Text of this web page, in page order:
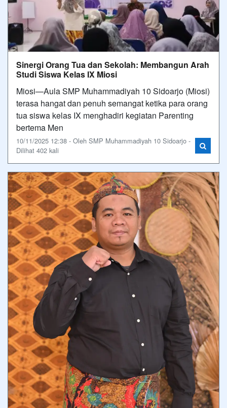
Sinergi Orang Tua dan Sekolah: Membangun Arah
Studi Siswa Kelas IX Miosi
Miosi—Aula SMP Muhammadiyah 10 Sidoarjo (Miosi)
terasa hangat dan penuh semangat ketika para orang
tua siswa kelas IX menghadiri kegiatan Parenting
bertema Men
10/11/2025 12:38 - Oleh SMP Muhammadiyah 10 Sidoarjo -
Dilihat 402 kali